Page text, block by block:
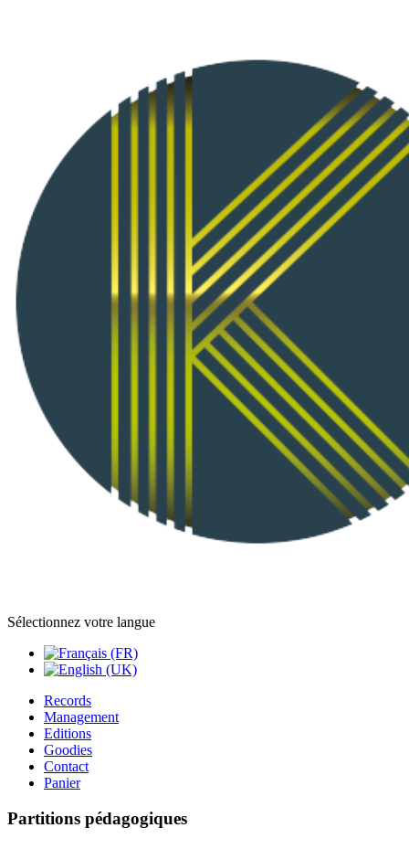
Sélectionnez votre langue
Records
Management
Editions
Goodies
Contact
Panier
Partitions pédagogiques